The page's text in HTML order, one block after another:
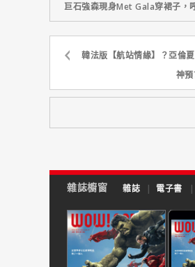
巨石強森現身Met Gala穿裙子，
韓法版【航站情緣】？亞倫
神
雜誌櫥窗 雜誌 | 電子書 |